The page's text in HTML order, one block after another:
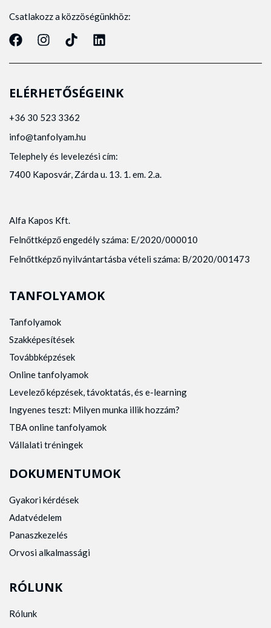
Csatlakozz a közzöségünkhöz:
ELÉRHETŐSÉGEINK
+36 30 523 3362
info@tanfolyam.hu
Telephely és levelezési cím:
7400 Kaposvár, Zárda u. 13. 1. em. 2.a.
Alfa Kapos Kft.
Felnőttképző engedély száma: E/2020/000010
Felnőttképző nyilvántartásba vételi száma: B/2020/001473
TANFOLYAMOK
Tanfolyamok
Szakképesítések
Továbbképzések
Online tanfolyamok
Levelező képzések, távoktatás, és e-learning
Ingyenes teszt: Milyen munka illik hozzám?
TBA online tanfolyamok
Vállalati tréningek
DOKUMENTUMOK
Gyakori kérdések
Adatvédelem
Panaszkezelés
Orvosi alkalmassági
RÓLUNK
Rólunk